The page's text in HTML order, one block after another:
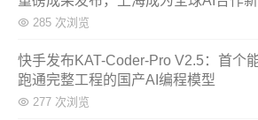
285 次浏览
快手发布KAT-Coder-Pro V2.5：首个
跑通完整工程的国产AI编程模型
277 次浏览